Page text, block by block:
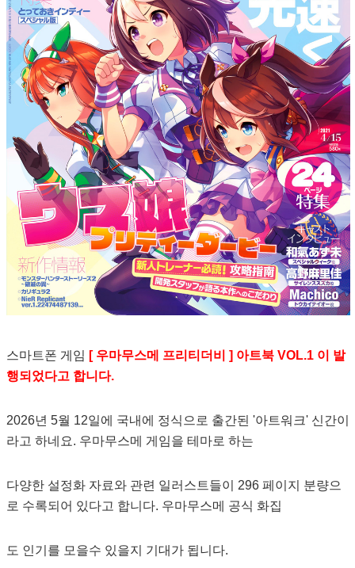
스마트폰 게임 [ 우마무스메 프리티더비 ] 아트북 VOL.1 이 발
행되었다고 합니다.
2026년 5월 12일에 국내에 정식으로 출간된 '아트워크' 신간이
라고 하네요. 우마무스메 게임을 테마로 하는
다양한 설정화 자료와 관련 일러스트들이 296 페이지 분량으
로 수록되어 있다고 합니다. 우마무스메 공식 화집
도 인기를 모을수 있을지 기대가 됩니다.